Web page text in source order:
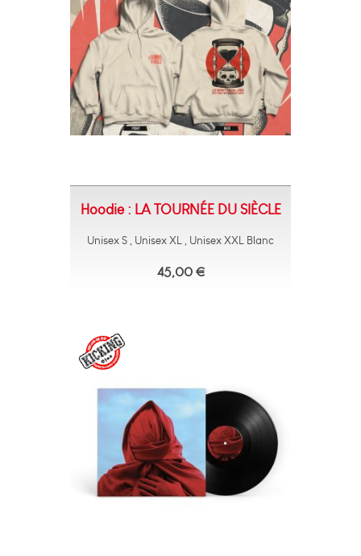
Hoodie : LA TOURNÉE DU SIÈCLE
Unisex S , Unisex XL , Unisex XXL Blanc
45,00 €